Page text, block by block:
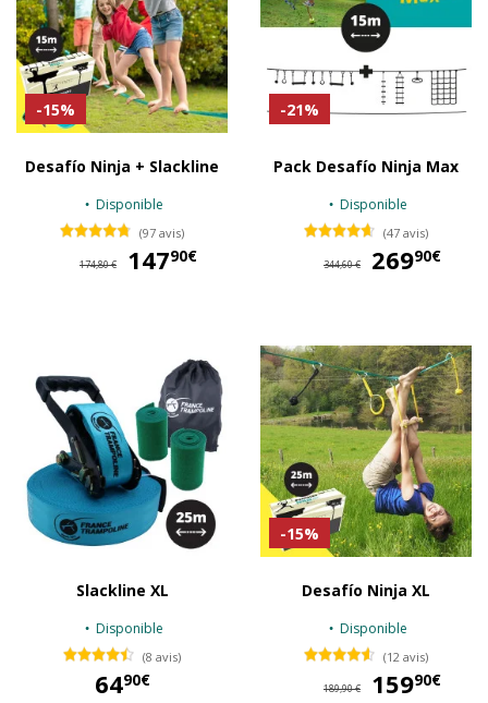
-15%
Desafío Ninja + Slackline
Disponible
(97 avis)
174,80 € 14790€
-21%
Pack Desafío Ninja Max
Disponible
(47 avis)
344,60 € 26990€
Slackline XL
Disponible
(8 avis)
6490€
-15%
Desafío Ninja XL
Disponible
(12 avis)
189,90 € 15990€